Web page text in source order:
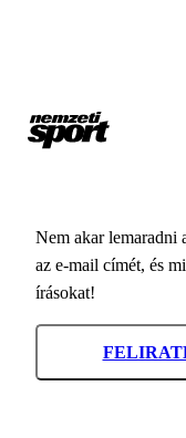
Nem akar lemaradni
az e-mail címét, és
írásokat!